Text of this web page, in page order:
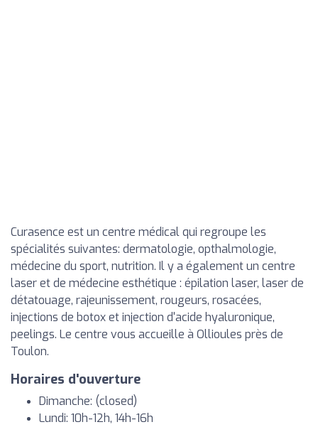
Curasence est un centre médical qui regroupe les
spécialités suivantes: dermatologie, opthalmologie,
médecine du sport, nutrition. Il y a également un centre
laser et de médecine esthétique : épilation laser, laser de
détatouage, rajeunissement, rougeurs, rosacées,
injections de botox et injection d'acide hyaluronique,
peelings. Le centre vous accueille à Ollioules près de
Toulon.
Horaires d'ouverture
Dimanche: (closed)
Lundi: 10h-12h, 14h-16h